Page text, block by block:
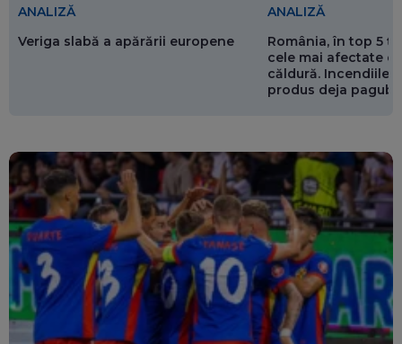
ANALIZĂ
Veriga slabă a apărării europene
ANALIZĂ
România, în top 5
cele mai afectate
căldură. Incendiile
produs deja